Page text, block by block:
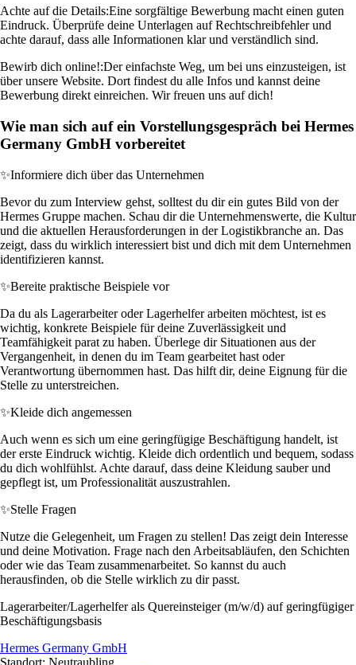
Achte auf die Details:Eine sorgfältige Bewerbung macht einen guten
Eindruck. Überprüfe deine Unterlagen auf Rechtschreibfehler und
achte darauf, dass alle Informationen klar und verständlich sind.
Bewirb dich online!:Der einfachste Weg, um bei uns einzusteigen, ist
über unsere Website. Dort findest du alle Infos und kannst deine
Bewerbung direkt einreichen. Wir freuen uns auf dich!
Wie man sich auf ein Vorstellungsgespräch bei Hermes
Germany GmbH vorbereitet
✨Informiere dich über das Unternehmen
Bevor du zum Interview gehst, solltest du dir ein gutes Bild von der
Hermes Gruppe machen. Schau dir die Unternehmenswerte, die Kultur
und die aktuellen Herausforderungen in der Logistikbranche an. Das
zeigt, dass du wirklich interessiert bist und dich mit dem Unternehmen
identifizieren kannst.
✨Bereite praktische Beispiele vor
Da du als Lagerarbeiter oder Lagerhelfer arbeiten möchtest, ist es
wichtig, konkrete Beispiele für deine Zuverlässigkeit und
Teamfähigkeit parat zu haben. Überlege dir Situationen aus der
Vergangenheit, in denen du im Team gearbeitet hast oder
Verantwortung übernommen hast. Das hilft dir, deine Eignung für die
Stelle zu unterstreichen.
✨Kleide dich angemessen
Auch wenn es sich um eine geringfügige Beschäftigung handelt, ist
der erste Eindruck wichtig. Kleide dich ordentlich und bequem, sodass
du dich wohlfühlst. Achte darauf, dass deine Kleidung sauber und
gepflegt ist, um Professionalität auszustrahlen.
✨Stelle Fragen
Nutze die Gelegenheit, um Fragen zu stellen! Das zeigt dein Interesse
und deine Motivation. Frage nach den Arbeitsabläufen, den Schichten
oder wie das Team zusammenarbeitet. So kannst du auch
herausfinden, ob die Stelle wirklich zu dir passt.
Lagerarbeiter/Lagerhelfer als Quereinsteiger (m/w/d) auf geringfügiger
Beschäftigungsbasis
Hermes Germany GmbH
Standort: Neutraubling